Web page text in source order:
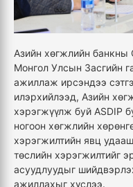
Азийн хөгжлийн банкны
Монгол Улсын Засгийн
ажиллаж ирсэндээ
илэрхийлээд, Азийн
хэрэгжүүлж буй ASDIP
ногоон хөгжлийн
хэрэгжилтийн явц
төслийн хэрэгжилтийг
асуудлуудыг
ажиллахыг хүслээ.